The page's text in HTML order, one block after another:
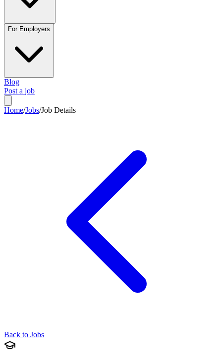
For Employers
Blog
Post a job
Home/Jobs/Job Details
Back to Jobs